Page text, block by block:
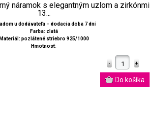
náramok s elegantným uzlom a zirkónmi
13...
u dodávateľa – dodacia doba 7 dní
Farba: zlatá
Materiál: pozlátené striebro 925/1000
Hmotnosť: